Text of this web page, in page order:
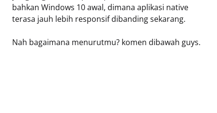
bahkan Windows 10 awal, dimana aplikasi native
terasa jauh lebih responsif dibanding sekarang.
Nah bagaimana menurutmu? komen dibawah guys.